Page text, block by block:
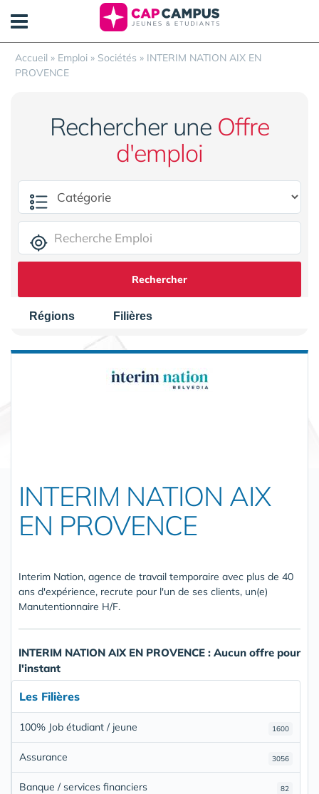
Accueil » Emploi » Sociétés » INTERIM NATION AIX EN
PROVENCE
Rechercher une Offre
d'emploi
Rechercher
Régions Filières
INTERIM NATION AIX
EN PROVENCE
Interim Nation, agence de travail temporaire avec plus de 40
ans d'expérience, recrute pour l'un de ses clients, un(e)
Manutentionnaire H/F.
INTERIM NATION AIX EN PROVENCE : Aucun offre pour
l'instant
Les Filières
1600
100% Job étudiant / jeune
3056
Assurance
82
Banque / services financiers
Panneau de gestion des cookies